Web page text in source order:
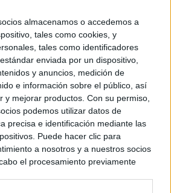
almacenamos o accedemos a
tales como cookies, y
tales como identificadores
enviada por un dispositivo,
y anuncios, medición de
e información sobre el público, así
y mejorar productos. Con su permiso,
podemos utilizar datos de
precisa e identificación mediante las
Puede hacer clic para
a nosotros y a nuestros socios
el procesamiento previamente
personas se
algo"
Privacidad y Cookies